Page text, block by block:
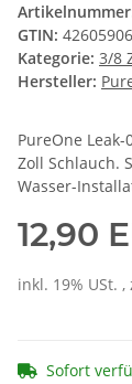
GTIN:
Kategorie: 3/8
Hersteller:
PureOne
Zoll Schlauch.
Wasser-
12,90
inkl. 19% USt. ,
Sofort